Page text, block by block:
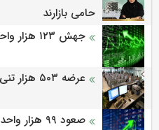
حامی بازارند
جهش ۱۲۳ هزار واحدی شاخص بورس
عرضه ۵۰۳ هزار تنی محصولات در بورس کالا
صعود ۹۹ هزار واحدی شاخص بورس